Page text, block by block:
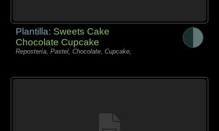
Plantilla: Sweets Cake
Chocolate Cupcake
Repostería, Pastel, Chocolate, Cupcake,